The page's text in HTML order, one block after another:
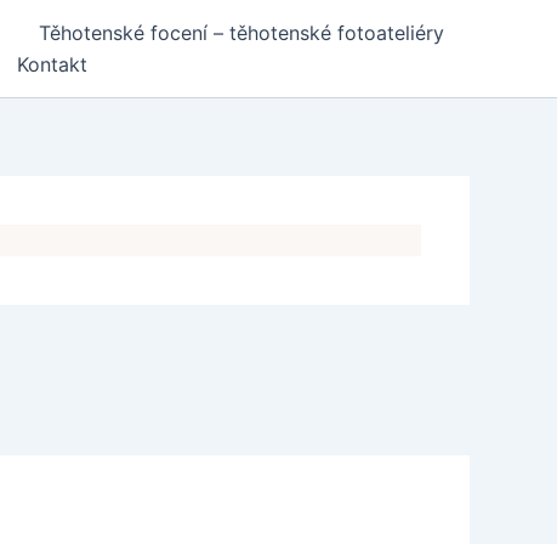
Těhotenské focení – těhotenské fotoateliéry
Kontakt